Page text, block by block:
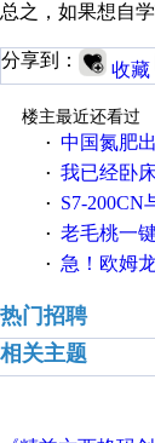
总之，如果想自
分享到： 收藏
楼主最近还看过
· 中国氮肥
· 我已经卧床一个多月了，是
· S7-200CN
· 老毛桃一键还原，傻瓜式操作一键
· 急！欧姆龙CJ1M系列PLC,如何用
热门招聘
相关主题